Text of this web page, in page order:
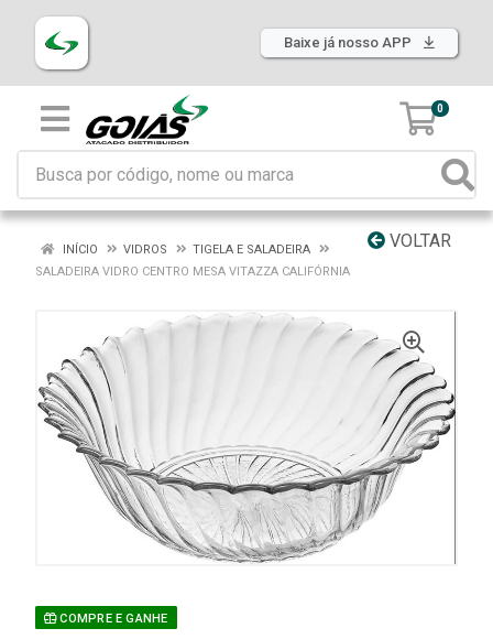
Baixe já nosso APP
0
VOLTAR
INÍCIO VIDROS
TIGELA E SALADEIRA
SALADEIRA VIDRO CENTRO MESA VITAZZA CALIFÓRNIA
COMPRE E GANHE